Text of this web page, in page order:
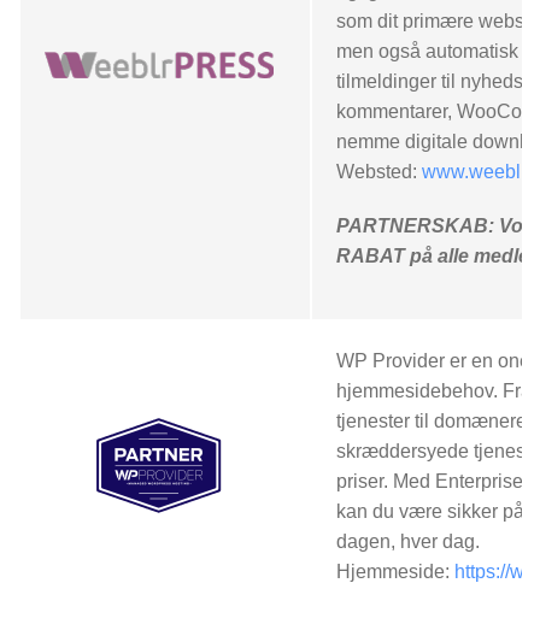
som dit primære
men også automatisk
tilmeldinger til
kommentarer,
nemme digitale
Websted:
PARTNERSKAB:
RABAT på alle
WP Provider er en
hjemmesidebehov.
tjenester til
skræddersyede
priser. Med Enterprise-
kan du være sikker på,
dagen, hver dag.
Hjemmeside: https://